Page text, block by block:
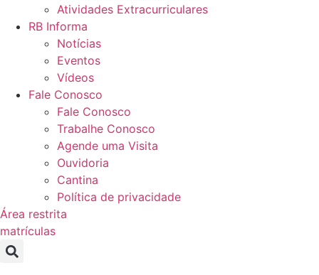
Atividades Extracurriculares
RB Informa
Notícias
Eventos
Vídeos
Fale Conosco
Fale Conosco
Trabalhe Conosco
Agende uma Visita
Ouvidoria
Cantina
Política de privacidade
Área restrita
matrículas